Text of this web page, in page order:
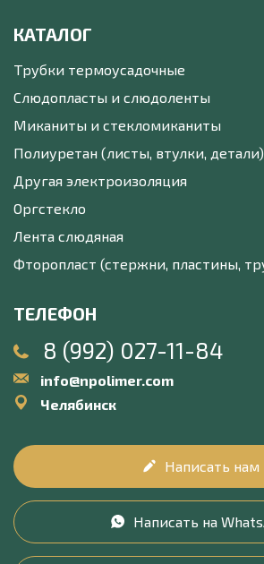
КАТАЛОГ
Трубки термоусадочные
Слюдопласты и слюдоленты
Миканиты и стекломиканиты
Полиуретан (листы, втулки, детали)
Другая электроизоляция
Оргстекло
Лента слюдяная
Фторопласт (стержни, пластины,
ТЕЛЕФОН
8 (992) 027-11-84
info@npolimer.com
Челябинск
Написать нам
Написать на